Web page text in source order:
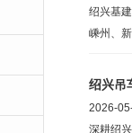
绍兴基
嵊州、
绍兴吊
2026-
深耕绍